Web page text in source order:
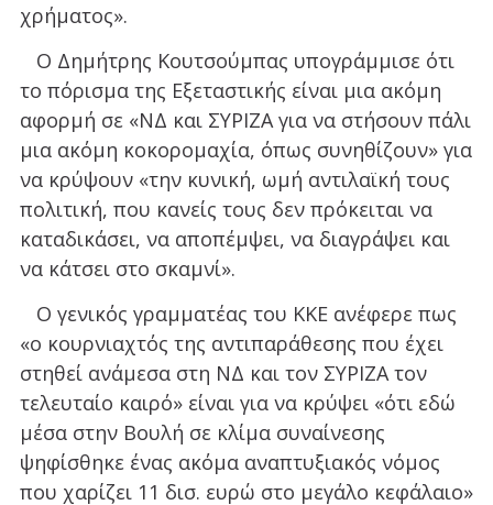
χρήματος».
Ο Δημήτρης Κουτσούμπας υπογράμμισε ότι
το πόρισμα της Εξεταστικής είναι μια ακόμη
αφορμή σε «ΝΔ και ΣΥΡΙΖΑ για να στήσουν πάλι
μια ακόμη κοκορομαχία, όπως συνηθίζουν» για
να κρύψουν «την κυνική, ωμή αντιλαϊκή τους
πολιτική, που κανείς τους δεν πρόκειται να
καταδικάσει, να αποπέμψει, να διαγράψει και
να κάτσει στο σκαμνί».
Ο γενικός γραμματέας του ΚΚΕ ανέφερε πως
«ο κουρνιαχτός της αντιπαράθεσης που έχει
στηθεί ανάμεσα στη ΝΔ και τον ΣΥΡΙΖΑ τον
τελευταίο καιρό» είναι για να κρύψει «ότι εδώ
μέσα στην Βουλή σε κλίμα συναίνεσης
ψηφίσθηκε ένας ακόμα αναπτυξιακός νόμος
που χαρίζει 11 δισ. ευρώ στο μεγάλο κεφάλαιο»